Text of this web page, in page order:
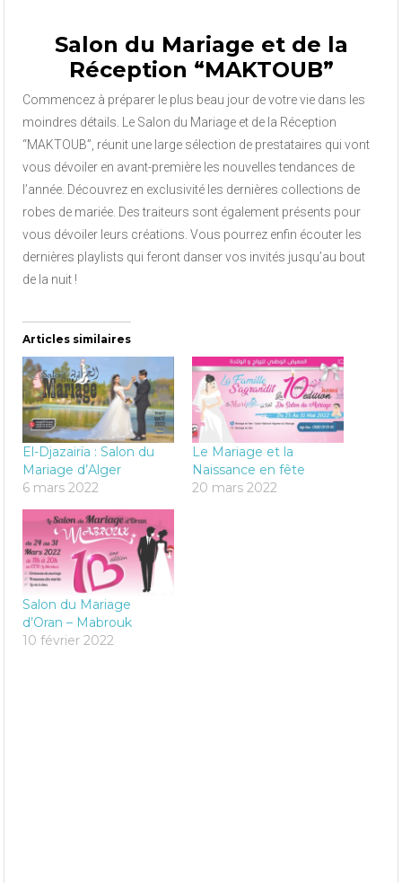
Salon du Mariage et de la
Réception “MAKTOUB”
Commencez à préparer le plus beau jour de votre vie dans les
moindres détails. Le Salon du Mariage et de la Réception
“MAKTOUB”, réunit une large sélection de prestataires qui vont
vous dévoiler en avant-première les nouvelles tendances de
l’année. Découvrez en exclusivité les dernières collections de
robes de mariée. Des traiteurs sont également présents pour
vous dévoiler leurs créations. Vous pourrez enfin écouter les
dernières playlists qui feront danser vos invités jusqu’au bout
de la nuit !
Articles similaires
El-Djazairïa : Salon du
Mariage d’Alger
6 mars 2022
Le Mariage et la
Naissance en fête
20 mars 2022
Salon du Mariage
d’Oran – Mabrouk
10 février 2022